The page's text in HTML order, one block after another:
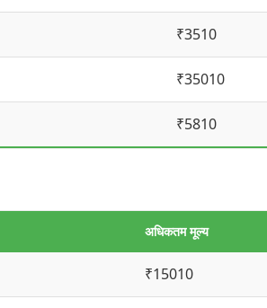
₹3510
₹35010
₹5810
अधिकतम मूल्य
₹15010